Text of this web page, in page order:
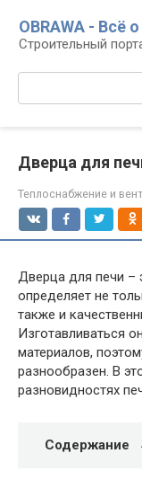
контенту
OBRAWA - Всё
Строительный
Дверца для
Теплоснабжение и
Дверца для печи –
определяет не
также и
Изготавливаться
материалов,
разнообразен. В
разновидностях
Содержание